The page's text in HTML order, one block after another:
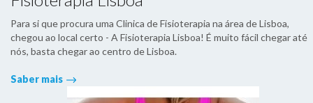
Para si que procura uma Clinica de Fisioterapia na área de Lisboa,
chegou ao local certo - A Fisioterapia Lisboa! É muito fácil chegar até
nós, basta chegar ao centro de Lisboa.
Saber mais